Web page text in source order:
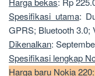
Spesifikasi utama:
GPRS; Bluetooth 3.0;
Dikenalkan:
Spesifikasi lengkap
Harga baru Nokia